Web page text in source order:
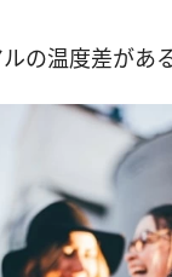
ルの温度差があ